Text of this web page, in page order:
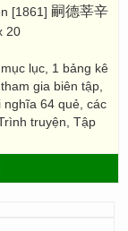
[1861] 嗣德莘辛
20
lục, 1 bảng kê
gia biên tập,
nghĩa 64 quẻ, các
truyện, Tập